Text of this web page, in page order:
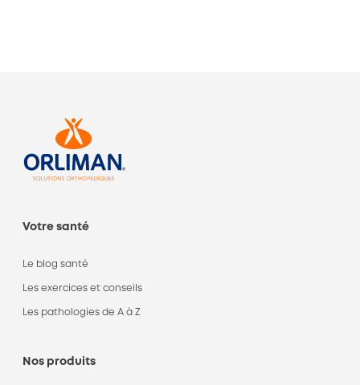
Votre santé
Le blog santé
Les exercices et conseils
Les pathologies de A à Z
Nos produits